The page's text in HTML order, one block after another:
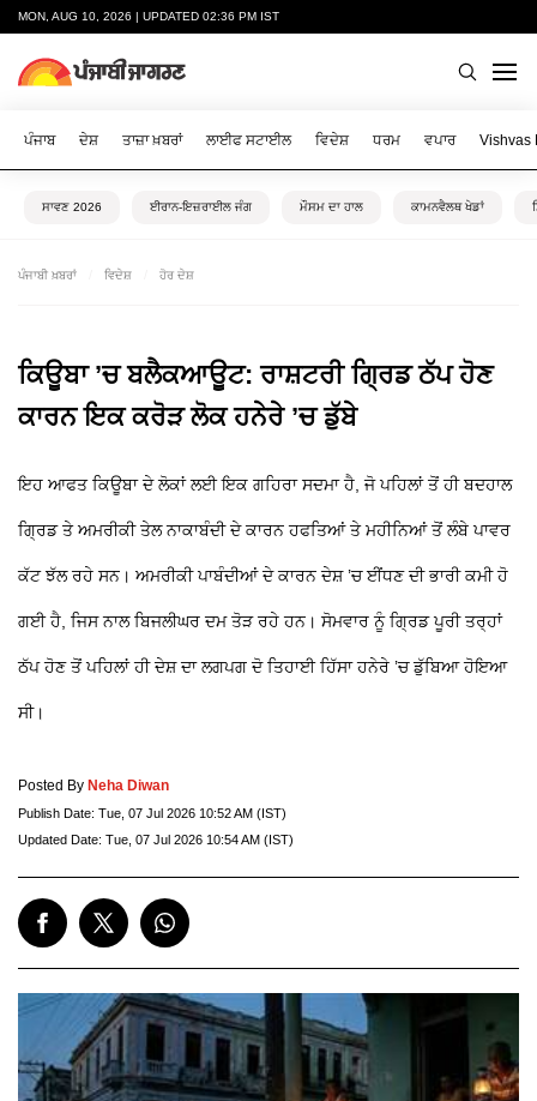
MON, AUG 10, 2026 | UPDATED 02:36 PM IST
ਪੰਜਾਬ ਦੇਸ਼ ਤਾਜ਼ਾ ਖ਼ਬਰਾਂ ਲਾਈਫ ਸਟਾਈਲ ਵਿਦੇਸ਼ ਧਰਮ ਵਪਾਰ Vishvas
ਸਾਵਣ 2026 ਈਰਾਨ-ਇਜ਼ਰਾਈਲ ਜੰਗ ਮੌਸਮ ਦਾ ਹਾਲ ਕਾਮਨਵੈਲਥ ਖੇਡਾਂ
ਪੰਜਾਬੀ ਖ਼ਬਰਾਂ ਵਿਦੇਸ਼ ਹੋਰ ਦੇਸ਼
ਕਿਊਬਾ ’ਚ ਬਲੈਕਆਊਟ: ਰਾਸ਼ਟਰੀ ਗ੍ਰਿਡ ਠੱਪ ਹੋਣ
ਕਾਰਨ ਇਕ ਕਰੋੜ ਲੋਕ ਹਨੇਰੇ ’ਚ ਡੁੱਬੇ
ਇਹ ਆਫਤ ਕਿਊਬਾ ਦੇ ਲੋਕਾਂ ਲਈ ਇਕ ਗਹਿਰਾ ਸਦਮਾ ਹੈ, ਜੋ ਪਹਿਲਾਂ ਤੋਂ ਹੀ ਬਦਹਾਲ
ਗ੍ਰਿਡ ਤੇ ਅਮਰੀਕੀ ਤੇਲ ਨਾਕਾਬੰਦੀ ਦੇ ਕਾਰਨ ਹਫਤਿਆਂ ਤੇ ਮਹੀਨਿਆਂ ਤੋਂ ਲੰਬੇ ਪਾਵਰ
ਕੱਟ ਝੱਲ ਰਹੇ ਸਨ। ਅਮਰੀਕੀ ਪਾਬੰਦੀਆਂ ਦੇ ਕਾਰਨ ਦੇਸ਼ ’ਚ ਈਂਧਣ ਦੀ ਭਾਰੀ ਕਮੀ ਹੋ
ਗਈ ਹੈ, ਜਿਸ ਨਾਲ ਬਿਜਲੀਘਰ ਦਮ ਤੋੜ ਰਹੇ ਹਨ। ਸੋਮਵਾਰ ਨੂੰ ਗ੍ਰਿਡ ਪੂਰੀ ਤਰ੍ਹਾਂ
ਠੱਪ ਹੋਣ ਤੋਂ ਪਹਿਲਾਂ ਹੀ ਦੇਸ਼ ਦਾ ਲਗਪਗ ਦੋ ਤਿਹਾਈ ਹਿੱਸਾ ਹਨੇਰੇ ’ਚ ਡੁੱਬਿਆ ਹੋਇਆ
ਸੀ।
Posted By Neha Diwan
Publish Date: Tue, 07 Jul 2026 10:52 AM (IST)
Updated Date: Tue, 07 Jul 2026 10:54 AM (IST)